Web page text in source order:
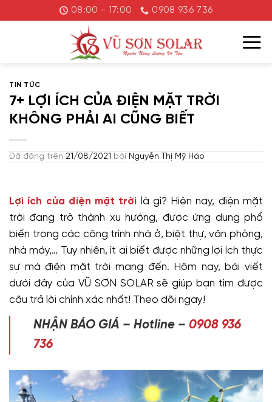
đến
08:00 - 17:00 0908 936 736
TIN TỨC
7+ LỢI ÍCH CỦA ĐIỆN MẶT TRỜI
KHÔNG PHẢI AI CŨNG BIẾT
Đã đăng trên 21/08/2021 bởi Nguyễn Thị Mỹ Hảo
Lợi ích của điện mặt trời là gì? Hiện nay, điện mặt
trời đang trở thành xu hướng, được ứng dụng phổ
biến trong các công trình nhà ở, biệt thự, văn phòng,
nhà máy,… Tuy nhiên, ít ai biết được những lợi ích thực
sự mà điện mặt trời mang đến. Hôm nay, bài viết
dưới đây của VŨ SƠN SOLAR sẽ giúp bạn tìm được
câu trả lời chính xác nhất! Theo dõi ngay!
NHẬN BÁO GIÁ – Hotline – 0908 936
736